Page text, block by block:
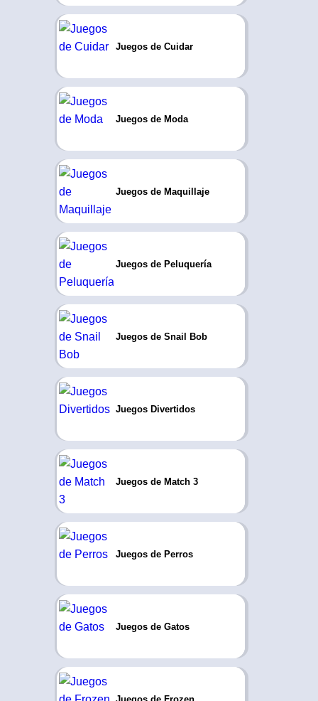
Juegos de Cuidar
Juegos de Moda
Juegos de Maquillaje
Juegos de Peluquería
Juegos de Snail Bob
Juegos Divertidos
Juegos de Match 3
Juegos de Perros
Juegos de Gatos
Juegos de Frozen